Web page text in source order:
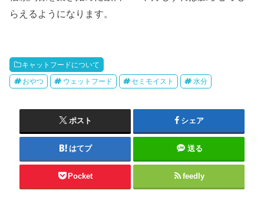
らえるようになります。
キャットフードについて
おやつ ウェットフード セミモイスト 水分
ポスト シェア
はてブ 送る
Pocket feedly